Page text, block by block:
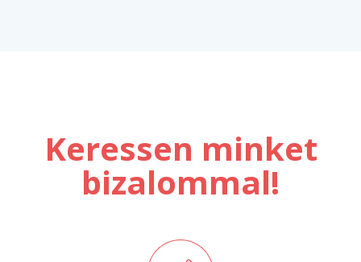
Keressen minket
bizalommal!